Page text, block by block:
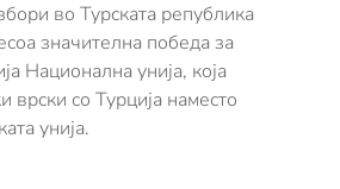
во Турската република
значителна победа за
Национална унија, која
врски со Турција наместо
унија.